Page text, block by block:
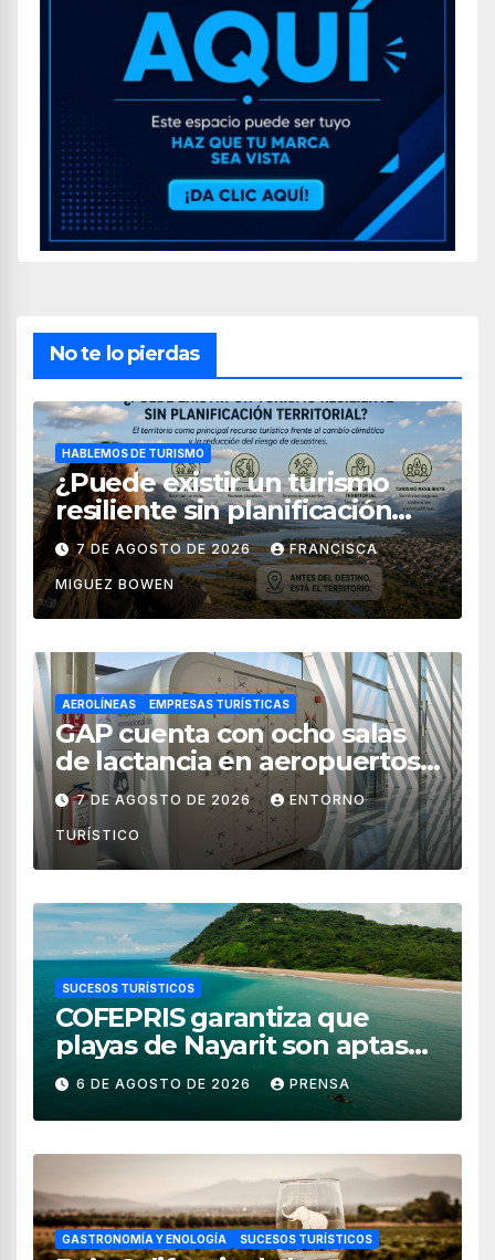
No te lo pierdas
HABLEMOS DE TURISMO
¿Puede existir un turismo
resiliente sin planificación
territorial?
7 DE AGOSTO DE 2026 FRANCISCA
MIGUEZ BOWEN
AEROLÍNEAS EMPRESAS TURÍSTICAS
GAP cuenta con ocho salas
de lactancia en aeropuertos
de México
7 DE AGOSTO DE 2026 ENTORNO
TURÍSTICO
SUCESOS TURÍSTICOS
COFEPRIS garantiza que
playas de Nayarit son aptas
para uso recreativo
6 DE AGOSTO DE 2026 PRENSA
GASTRONOMÍA Y ENOLOGÍA SUCESOS TURÍSTICOS